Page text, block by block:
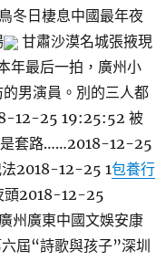
冬日棲息中國最年夜
甘肅沙漠名城張掖現
年最后一拍，廣州小
男演員。別的三人都
12-25 19:25:52 被
是套路……2018-12-25
法2018-12-25 1包養行
頭2018-12-25
州廣東中國文娛安康
屆“詩歌與孩子”深圳